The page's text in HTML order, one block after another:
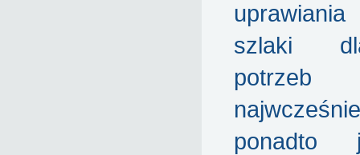
szlaki
potrzeb
ponadto